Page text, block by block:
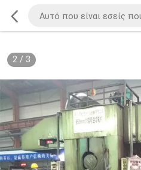
2/ 3